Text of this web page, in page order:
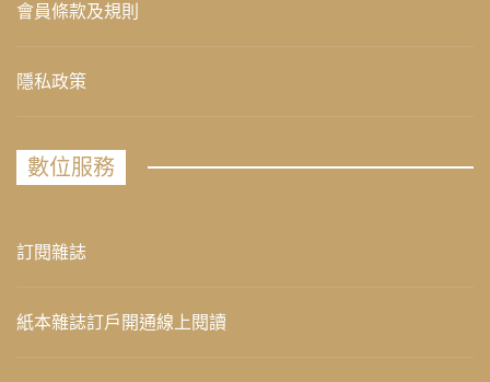
會員條款及規則
隱私政策
數位服務
訂閱雜誌
紙本雜誌訂戶開通線上閱讀